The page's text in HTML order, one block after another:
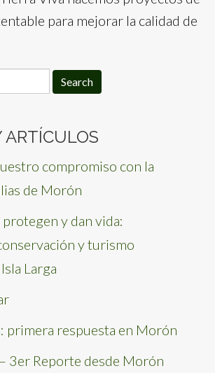
para mejorar la calidad de
ARTÍCULOS
compromiso con la
de Morón
y dan vida:
y turismo
Larga
primera respuesta en Morón
3er Reporte desde Morón